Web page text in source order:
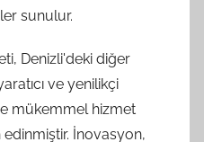
sunulur.
Denizli'deki diğer
ve yenilikçi
mükemmel hizmet
İnovasyon,